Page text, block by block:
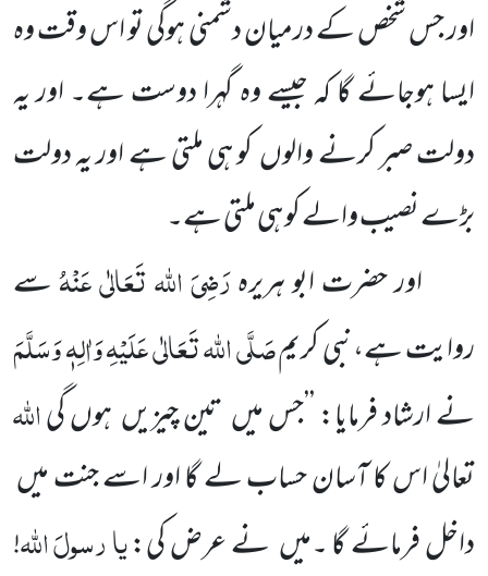
اور جس شخص کے درمیان دشمنی ہوگی تو اس وقت وہ
ایسا ہوجائے گا کہ جیسے وہ گہرا دوست ہے۔ اور یہ
دولت صبر کرنے والوں کو ہی ملتی ہے اور یہ دولت
بڑے نصیب والے کو ہی ملتی ہے۔
اور حضرت ابو ہریرہرَضِیَ اللہ تَعَالٰی عَنْہُسے
روایت ہے،نبی کریمصَلَّی اللہ تَعَالٰی عَلَیْہِ وَاٰلِہٖ وَسَلَّمَ
نے ارشاد فرمایا: ’’جس میں تین چیزیں ہوں گیاللہ
تعالیٰ اس کا آسان حساب لے گا اور اسے جنت میں
داخل فرمائے گا ۔میں نے عرض کی:یارسولَاللہ!